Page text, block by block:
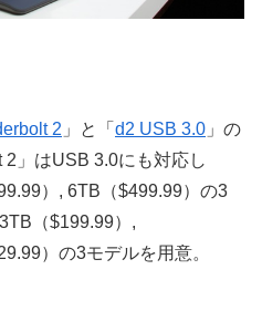
2 」と「 d2 USB 3.0 」の
」はUSB 3.0にも対応し
）, 6TB（$499.99）の3
（$199.99）,
）の3モデルを用意。